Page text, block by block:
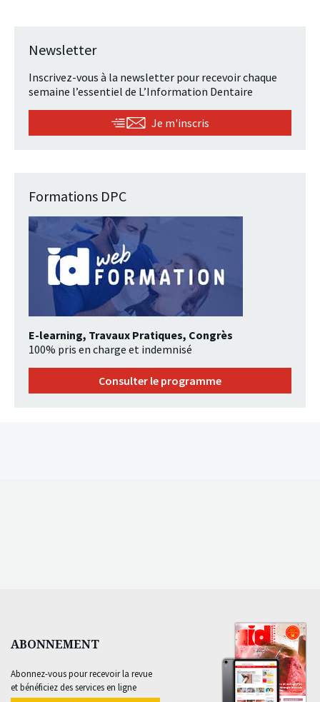
Newsletter
Inscrivez-vous à la newsletter pour recevoir chaque
semaine l’essentiel de L’Information Dentaire
Je m'inscris
Formations DPC
E-learning, Travaux Pratiques, Congrès
100% pris en charge et indemnisé
Consulter le programme
ABONNEMENT
Abonnez-vous pour recevoir la revue
et bénéficiez des services en ligne